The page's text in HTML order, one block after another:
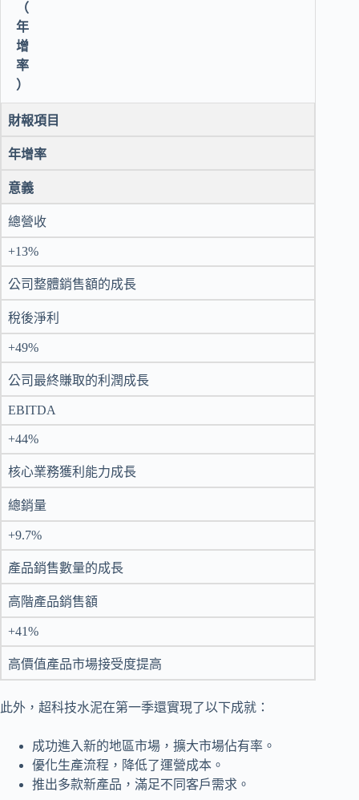
（
年
增
率
）
財報項目
年增率
意義
總營收
+13%
公司整體銷售額的成長
稅後淨利
+49%
公司最終賺取的利潤成長
EBITDA
+44%
核心業務獲利能力成長
總銷量
+9.7%
產品銷售數量的成長
高階產品銷售額
+41%
高價值產品市場接受度提高
此外，超科技水泥在第一季還實現了以下成就：
成功進入新的地區市場，擴大市場佔有率。
優化生產流程，降低了運營成本。
推出多款新產品，滿足不同客戶需求。